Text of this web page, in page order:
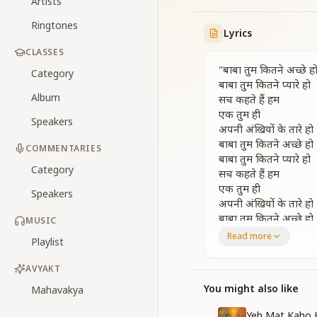
Ringtones
CLASSES
Category
Album
Speakers
COMMENTARIES
Category
Speakers
MUSIC
Playlist
AVYAKT
Mahavakya
Lyrics
"बाबा तुम कितने अच्छे हो
बाबा तुम कितने प्यारे हो
सच कहते हैं हम
एक तुम ही
अपनी अंखियों के तारे हो
बाबा तुम कितने अच्छे हो
बाबा तुम कितने प्यारे हो
सच कहते हैं हम
एक तुम ही
अपनी अंखियों के तारे हो
बाबा तुम कितने अच्छे हो
दिल तत्तख्त पे हमें बिठाया
गुण ज्ञान खजाने देकरके
सबसे धनी
Read more
You might also like